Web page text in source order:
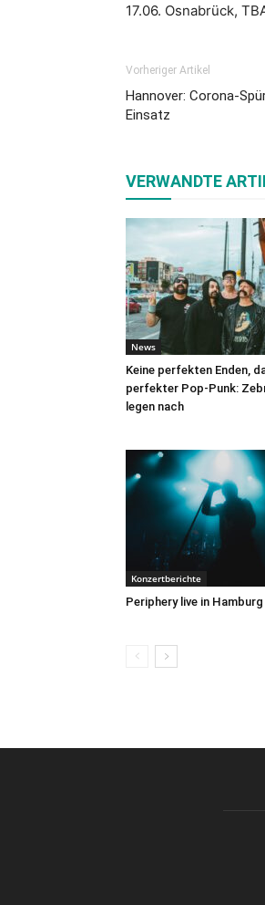
17.06. Osnabrück,
Vorheriger Artikel
Hannover: Corona-
Einsatz
VERWANDTE
News
Keine perfekten Enden,
perfekter Pop-Punk:
legen nach
Konzertberichte
Periphery live in Hamburg